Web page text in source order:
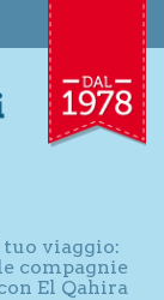
viaggio:
compagnie
El Qahira